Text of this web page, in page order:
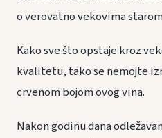
o verovatno vekovima
Kako sve što opstaje kroz
kvalitetu, tako se nemojte
crvenom bojom ovog vina.
Nakon godinu dana